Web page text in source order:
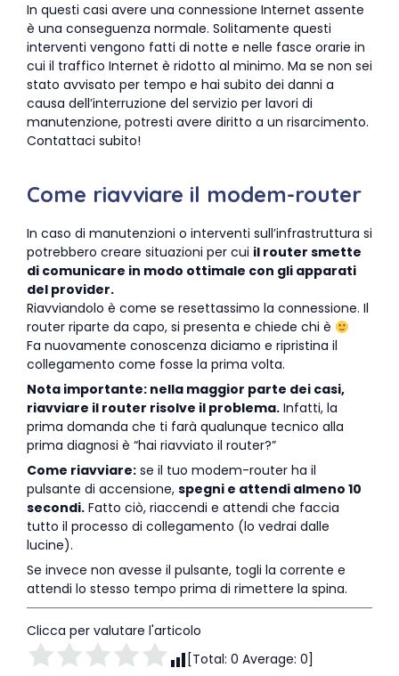
In questi casi avere una connessione Internet assente
è una conseguenza normale. Solitamente questi
interventi vengono fatti di notte e nelle fasce orarie in
cui il traffico Internet è ridotto al minimo. Ma se non sei
stato avvisato per tempo e hai subito dei danni a
causa dell’interruzione del servizio per lavori di
manutenzione, potresti avere diritto a un risarcimento.
Contattaci subito!
Come riavviare il modem-router
In caso di manutenzioni o interventi sull’infrastruttura si
potrebbero creare situazioni per cui il router smette
di comunicare in modo ottimale con gli apparati
del provider.
Riavviandolo è come se resettassimo la connessione. Il
router riparte da capo, si presenta e chiede chi è
Fa nuovamente conoscenza diciamo e ripristina il
collegamento come fosse la prima volta.
Nota importante: nella maggior parte dei casi,
riavviare il router risolve il problema. Infatti, la
prima domanda che ti farà qualunque tecnico alla
prima diagnosi è “hai riavviato il router?”
Come riavviare: se il tuo modem-router ha il
pulsante di accensione, spegni e attendi almeno 10
secondi. Fatto ciò, riaccendi e attendi che faccia
tutto il processo di collegamento (lo vedrai dalle
lucine).
Se invece non avesse il pulsante, togli la corrente e
attendi lo stesso tempo prima di rimettere la spina.
Clicca per valutare l'articolo
[Total: 0 Average: 0]